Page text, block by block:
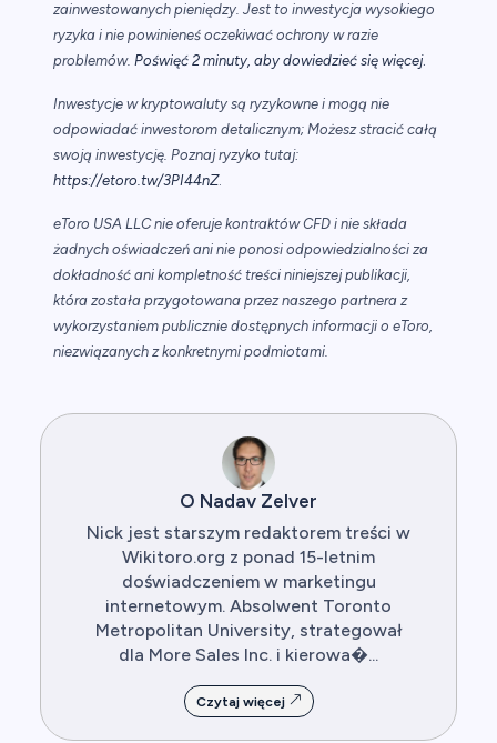
zainwestowanych pieniędzy. Jest to inwestycja wysokiego
ryzyka i nie powinieneś oczekiwać ochrony w razie
problemów. Poświęć 2 minuty, aby dowiedzieć się więcej.
Inwestycje w kryptowaluty są ryzykowne i mogą nie
odpowiadać inwestorom detalicznym; Możesz stracić całą
swoją inwestycję. Poznaj ryzyko tutaj:
https://etoro.tw/3PI44nZ.
eToro USA LLC nie oferuje kontraktów CFD i nie składa
żadnych oświadczeń ani nie ponosi odpowiedzialności za
dokładność ani kompletność treści niniejszej publikacji,
która została przygotowana przez naszego partnera z
wykorzystaniem publicznie dostępnych informacji o eToro,
niezwiązanych z konkretnymi podmiotami.
O Nadav Zelver
Nick jest starszym redaktorem treści w
Wikitoro.org z ponad 15-letnim
doświadczeniem w marketingu
internetowym. Absolwent Toronto
Metropolitan University, strategował
dla More Sales Inc. i kierowa�...
Czytaj więcej